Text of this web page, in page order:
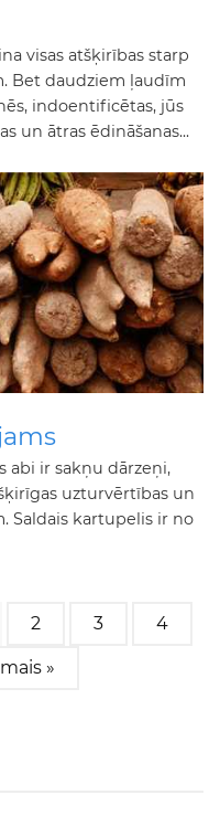
visas atšķirības starp
Bet daudziem ļaudīm
indoentificētas, jūs
un ātras ēdināšanas...
abi ir sakņu dārzeņi,
uzturvērtības un
Saldais kartupelis ir no
2 3 4
»